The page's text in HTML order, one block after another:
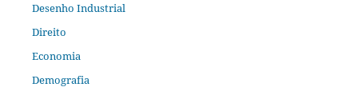
Desenho Industrial
Direito
Economia
Demografia